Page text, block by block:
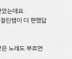
는데요.
린쌤이 더 편했답
노래도 부르면